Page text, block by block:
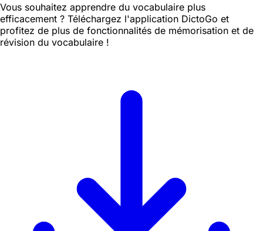
Vous souhaitez apprendre du vocabulaire plus
efficacement ? Téléchargez l'application DictoGo et
profitez de plus de fonctionnalités de mémorisation et de
révision du vocabulaire !